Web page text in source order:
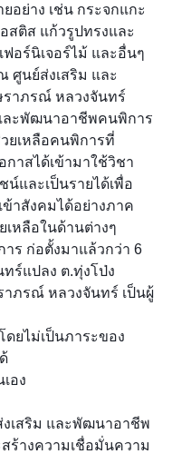
อย่าง เช่น กระจกแกะ
สติส แก้วรูปทรงและ
ฟอร์นิเจอร์ไม้ และอื่นๆ
ศูนย์ส่งเสริม และ
าภรณ์ หลวงจันทร์
ละพัฒนาอาชีพคนพิการ
ยเหลือคนพิการที่
าสได้เข้ามาใช้วิชา
และเป็นรายได้เพื่อ
ข้าสังคมได้อย่างภาค
เหลือในด้านต่างๆ
ร ก่อตั้งมาแล้วกว่า 6
ร์แปลง ต.ทุ่งโป่ง
ภรณ์ หลวงจันทร์ เป็นผู้
ดยไม่เป็นภาระของ
อง
สริม และพัฒนาอาชีพ
ร้างความเชื่อมั่นความ